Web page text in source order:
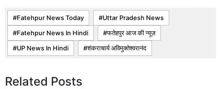
Fatehpur News Today Uttar Pradesh News
Fatehpur News In Hindi फतेहपुर आज की न्यूज़
UP News In Hindi शंकराचार्य अविमुक्तेश्वरानंद
Related Posts